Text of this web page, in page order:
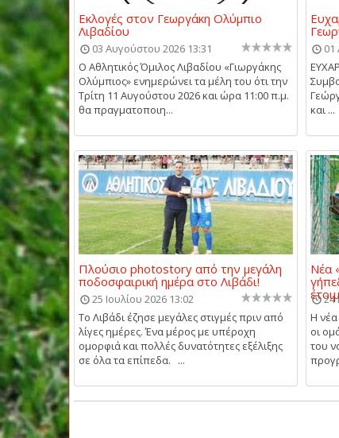
Εκλογές στον Γεωργάκη Ολύμπιο
Λιβαδίου
03 Αυγούστου 2026 13:31
Ο Αθλητικός Όμιλος Λιβαδίου «Γιωργάκης
Ολύμπιος» ενημερώνει τα μέλη του ότι την
Τρίτη 11 Αυγούστου 2026 και ώρα 11:00 π.μ.
θα πραγματοποιη...
01
και ...
Πλούσιο photostory από την μεγάλη
ποδοσφαιρική ημέρα στο Λιβάδι!
25 Ιουλίου 2026 13:02
Το Λιβάδι έζησε μεγάλες στιγμές πριν από
λίγες ημέρες. Ένα μέρος με υπέροχη
ομορφιά και πολλές δυνατότητες εξέλιξης
σε όλα τα επίπεδα. ...
Νέα
24
Η νέα
οι
του